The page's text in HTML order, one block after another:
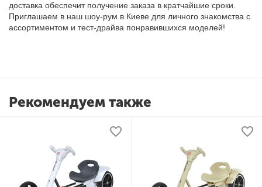
доставка обеспечит получение заказа в кратчайшие сроки.
Приглашаем в наш шоу-рум в Киеве для личного знакомства с
ассортиментом и тест-драйва понравившихся моделей!
Рекомендуем также